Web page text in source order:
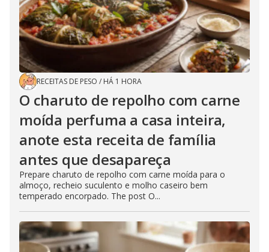
RECEITAS DE PESO / HÁ 1 HORA
O charuto de repolho com carne
moída perfuma a casa inteira,
anote esta receita de família
antes que desapareça
Prepare charuto de repolho com carne moída para o
almoço, recheio suculento e molho caseiro bem
temperado encorpado. The post O...